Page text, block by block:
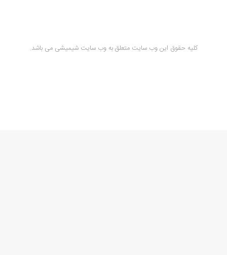
کلیه حقوق این وب سایت متعلق به وب سایت شیمیشی می باشد.